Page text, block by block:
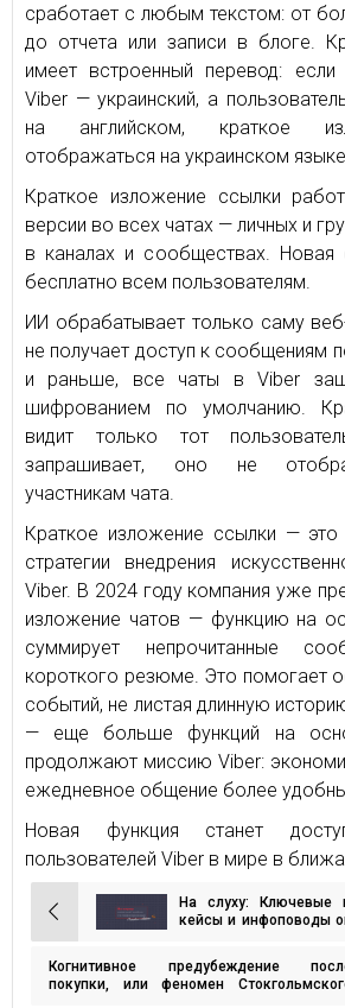
сработает с любым текстом: от
до отчета или записи в блоге.
имеет встроенный перевод:
Viber — украинский, а
на английском, краткое
отображаться на украинском языке.
Краткое изложение ссылки
версии во всех чатах — личных и
в каналах и сообществах. Новая
бесплатно всем пользователям.
ИИ обрабатывает только саму
не получает доступ к сообщениям
и раньше, все чаты в Viber
шифрованием по умолчанию.
видит только тот
запрашивает, оно не
участникам чата.
Краткое изложение ссылки —
стратегии внедрения
Viber. В 2024 году компания уже
изложение чатов — функцию на
суммирует непрочитанные
короткого резюме. Это помогает
событий, не листая длинную
— еще больше функций на
продолжают миссию Viber:
ежедневное общение более
Новая функция станет
пользователей Viber в мире в
Навигация
по
записям
На слуху: Ключевые
кейсы и инфоповоды
Когнитивное предубеждение
покупки, или феномен